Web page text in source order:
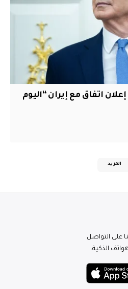
إعلان اتفاق مع إيران “اليوم
المزيد
على التواصل
الذكية.